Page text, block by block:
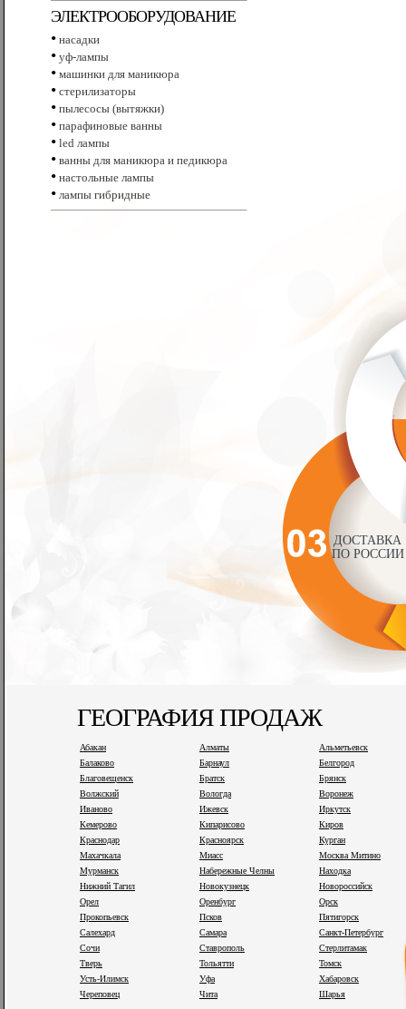
ЭЛЕКТРООБОРУДОВАНИЕ
• насадки
• уф-лампы
• машинки для маникюра
• стерилизаторы
• пылесосы (вытяжки)
• парафиновые ванны
• led лампы
• ванны для маникюра и педикюра
• настольные лампы
• лампы гибридные
ДОСТАВКА
ПО РОССИИ
ГЕОГРАФИЯ ПРОДАЖ
Абакан Алматы
Альметьевск
Балаково
Барнаул
Белгород
Благовещенск
Братск
Брянск
Волжский
Вологда
Воронеж
Иваново
Ижевск
Иркутск
Кемерово
Кипарисово
Киров
Краснодар
Красноярск
Курган
Махачкала
Миасс
Москва Митино
Мурманск
Набережные Челны
Находка
Нижний Тагил
Новокузнецк
Новороссийск
Орел
Оренбург
Орск
Прокопьевск
Псков
Пятигорск
Салехард
Самара
Санкт-Петербург
Сочи
Ставрополь
Стерлитамак
Тверь
Тольятти
Томск
Усть-Илимск
Уфа
Хабаровск
Череповец
Чита Шарья